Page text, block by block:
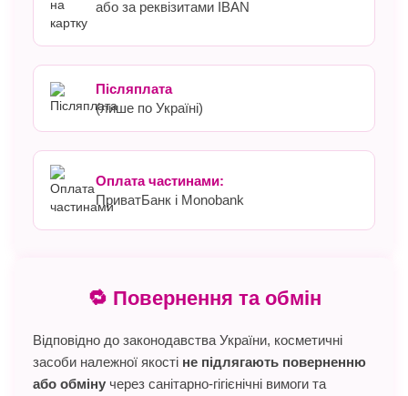
або за реквізитами IBAN
Післяплата
(лише по Україні)
Оплата частинами:
ПриватБанк і Monobank
🔁 Повернення та обмін
Відповідно до законодавства України, косметичні
засоби належної якості не підлягають поверненню
або обміну через санітарно-гігієнічні вимоги та